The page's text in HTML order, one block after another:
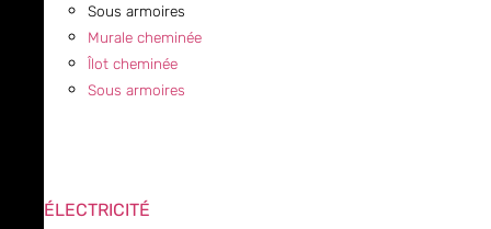
Sous armoires
Murale cheminée
Îlot cheminée
Sous armoires
ÉLECTRICITÉ